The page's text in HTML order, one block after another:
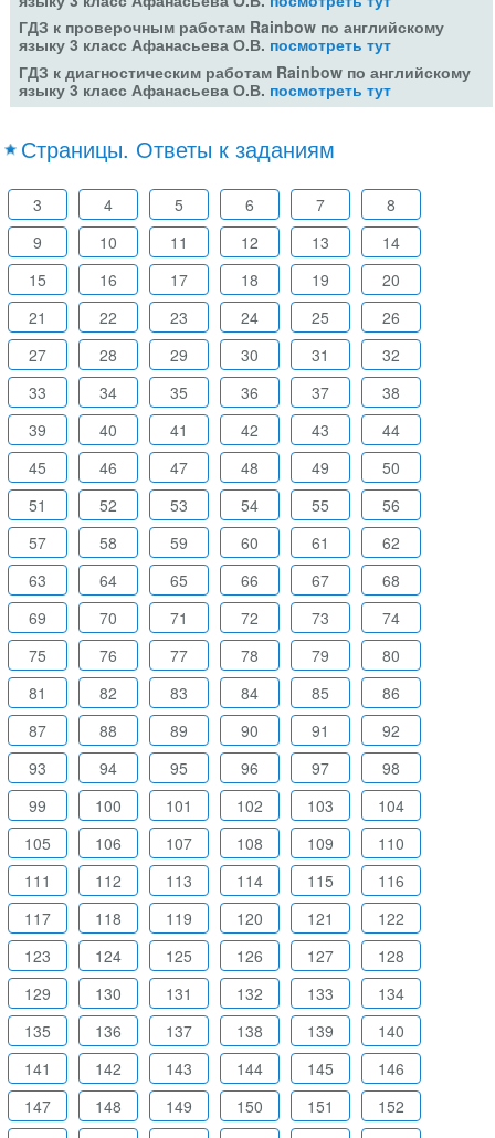
ГДЗ к проверочным работам Rainbow по английскому
языку 3 класс Афанасьева О.В. посмотреть тут
ГДЗ к диагностическим работам Rainbow по английскому
языку 3 класс Афанасьева О.В. посмотреть тут
Страницы. Ответы к заданиям
3 4 5 6 7
8
9
10 11 12 13
14
15
16 17 18 19
20
21
22 23 24 25
26
27
28 29 30 31
32
33
34 35 36 37
38
39
40 41 42 43
44
45
46 47 48 49
50
51
52 53 54 55
56
57
58 59 60 61
62
63
64 65 66 67
68
69
70 71 72 73
74
75
76 77 78 79
80
81
82 83 84 85
86
87
88 89 90 91
92
93
94 95 96 97
98
99
100 101 102 103
104
105
106 107 108 109
110
111
112 113 114 115
116
117
118 119 120 121
122
123
124 125 126 127
128
129
130 131 132 133
134
135
136 137 138 139
140
141
142 143 144 145
146
147
148 149 150 151
152